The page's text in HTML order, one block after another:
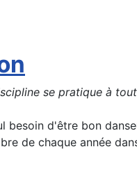
se pratique à
besoin d'être bon
de chaque année